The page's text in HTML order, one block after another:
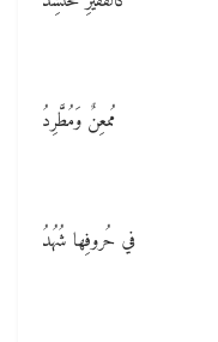
مُمعِنٌ وَمُطَّرِدُ
في حُروفِها شُهُدُ